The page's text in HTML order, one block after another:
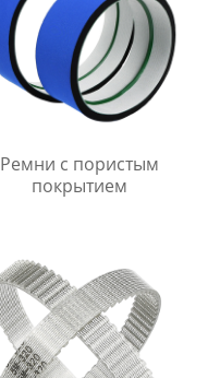
Ремни с пористым
покрытием